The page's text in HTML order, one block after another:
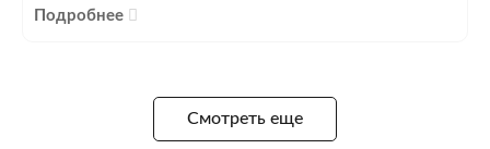
Подробнее
Смотреть еще